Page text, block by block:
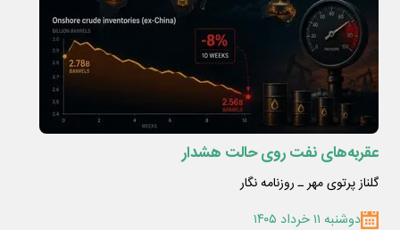
عقربه‌های نفت روی حالت هشدار
گلناز پرتوی مهر ـ روزنامه نگار
دوشنبه ۱۱ خرداد ۱۴۰۵